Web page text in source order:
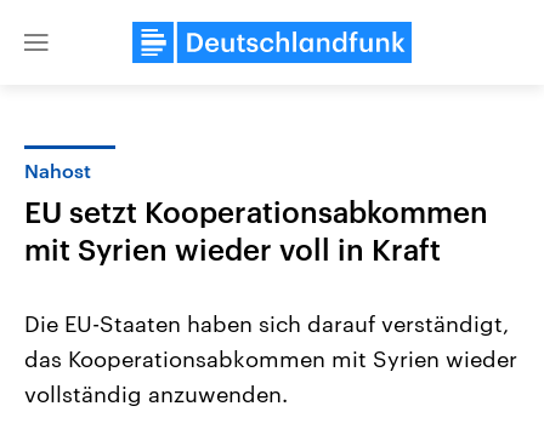
Close
Nahost
EU setzt Kooperationsabkommen
mit Syrien wieder voll in Kraft
Die EU-Staaten haben sich darauf verständigt,
das Kooperationsabkommen mit Syrien wieder
vollständig anzuwenden.